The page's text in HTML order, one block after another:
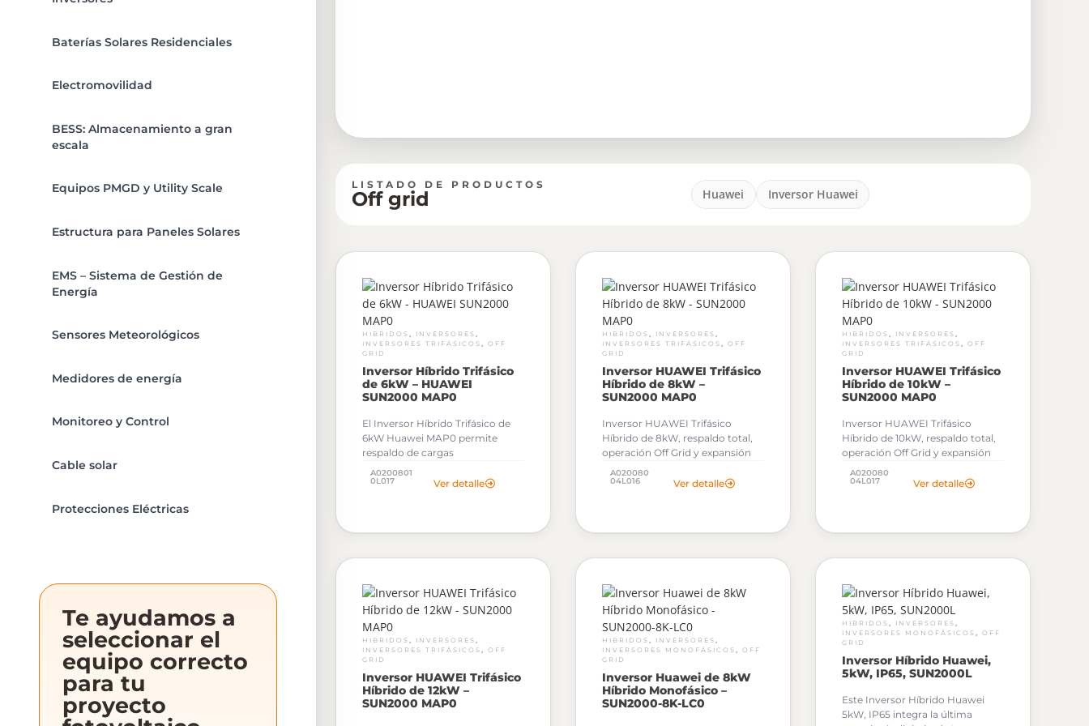
Baterías Solares Residenciales
Electromovilidad
BESS: Almacenamiento a gran
escala
Equipos PMGD y Utility Scale
Estructura para Paneles Solares
EMS – Sistema de Gestión de
Energía
Sensores Meteorológicos
Medidores de energía
Monitoreo y Control
Cable solar
Protecciones Eléctricas
Te ayudamos a
seleccionar el
equipo correcto
para tu
proyecto
LISTADO DE PRODUCTOS
Off grid Huawei Inversor Huawei
HIBRIDOS INVERSORES
INVERSORES TRIFÁSICOS
OFF
GRID
Inversor Híbrido Trifásico
de 6kW – HUAWEI
SUN2000 MAP0
El Inversor Híbrido Trifásico de
6kW Huawei MAP0 permite
respaldo de cargas
desbalanceadas en operación
100% Off Grid.
Archivos OND de este Inversor
A0200801
0L017 Ver detalle
HIBRIDOS INVERSORES
INVERSORES TRIFÁSICOS
OFF
GRID
Inversor HUAWEI Trifásico
Híbrido de 8kW –
SUN2000 MAP0
Inversor HUAWEI Trifásico
Híbrido de 8kW, respaldo total,
operación Off Grid y expansión
hasta 8kWh con baterías
LUNA2000.
Archivos OND de este Inversor
A020080
04L016 Ver detalle
HIBRIDOS INVERSORES
INVERSORES TRIFÁSICOS
OFF
GRID
Inversor HUAWEI Trifásico
Híbrido de 10kW –
SUN2000 MAP0
Inversor HUAWEI Trifásico
Híbrido de 10kW, respaldo total,
operación Off Grid y expansión
hasta 10kWh con baterías
LUNA2000.
Archivos OND de este Inversor
A020080
04L017 Ver detalle
HIBRIDOS INVERSORES
INVERSORES TRIFÁSICOS
OFF
GRID
Inversor HUAWEI Trifásico
Híbrido de 12kW –
SUN2000 MAP0
HIBRIDOS INVERSORES
INVERSORES MONOFÁSICOS
OFF
GRID
Inversor Huawei de 8kW
Híbrido Monofásico –
SUN2000-8K-LC0
HIBRIDOS INVERSORES
INVERSORES MONOFÁSICOS
OFF
GRID
Inversor Híbrido Huawei,
5kW, IP65, SUN2000L
Este Inversor Híbrido Huawei
5kW, IP65 integra la última